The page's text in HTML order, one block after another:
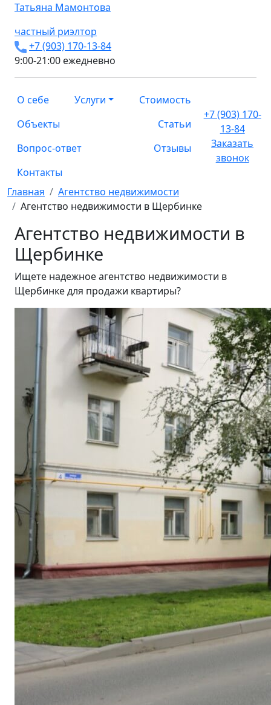
Татьяна Мамонтова
частный риэлтор
+7 (903) 170-13-84
9:00-21:00 ежедневно
О себе Услуги
Стоимость
Объекты
Статьи
Вопрос-ответ
Отзывы
Контакты
+7 (903) 170-
13-84
Заказать
звонок
Главная
Агентство недвижимости
Агентство недвижимости в Щербинке
Агентство недвижимости в
Щербинке
Ищете надежное агентство недвижимости в
Щербинке для продажи квартиры?